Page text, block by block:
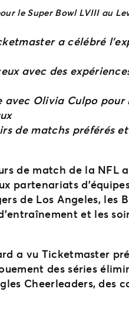
le Super Bowl LVIII au
a célébré
avec des
Olivia Culpo
de matchs préférés
de match de la NFL
partenariats
de Los Angeles, les
et les
a vu Ticketmaster
des séries
Cheerleaders, des